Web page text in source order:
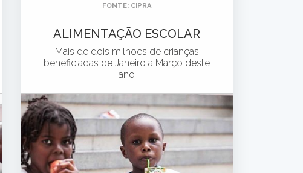
FONTE: CIPRA
ALIMENTAÇÃO ESCOLAR
Mais de dois milhões de crianças
beneficiadas de Janeiro a Março deste
ano